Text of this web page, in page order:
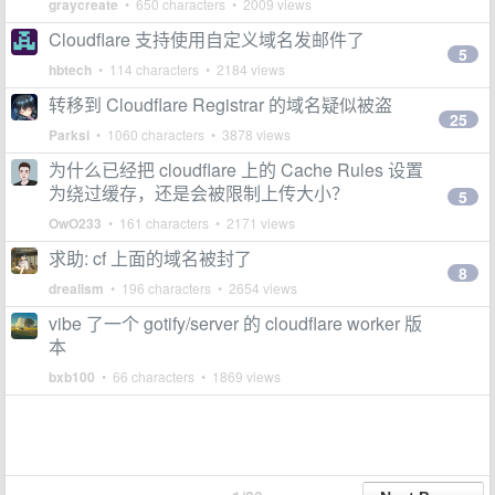
graycreate • 650 characters • 2009 views
Cloudflare 支持使用自定义域名发邮件了
hbtech • 114 characters • 2184 views
5
转移到 Cloudflare Registrar 的域名疑似被盗
Parksi • 1060 characters • 3878 views
25
为什么已经把 cloudflare 上的 Cache Rules 设置
为绕过缓存，还是会被限制上传大小？
OwO233 • 161 characters • 2171 views
5
求助: cf 上面的域名被封了
drealism • 196 characters • 2654 views
8
vibe 了一个 gotify/server 的 cloudflare worker 版
本
bxb100 • 66 characters • 1869 views